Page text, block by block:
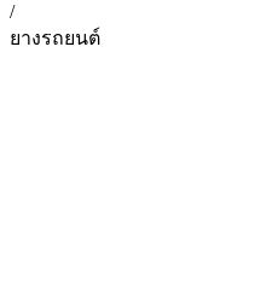
/
ยางรถยนต์